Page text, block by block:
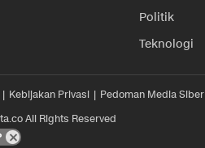
Politik
Teknologi
Kebijakan Privasi
Pedoman Media Siber
All Rights Reserved